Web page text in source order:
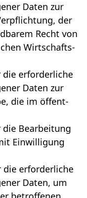
Daten zur
der
Recht von
Wirtschafts­
die erforderliche
Daten zur
die im öffent­
die Bearbeitung
Ein­willigung
die erforderliche
Daten, um